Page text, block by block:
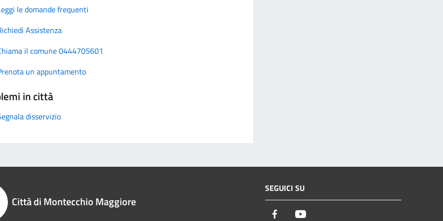
le domande frequenti
Assistenza
il comune 0444705601
un appuntamento
in città
disservizio
Città di Montecchio Maggiore
SEGUICI SU
Facebook